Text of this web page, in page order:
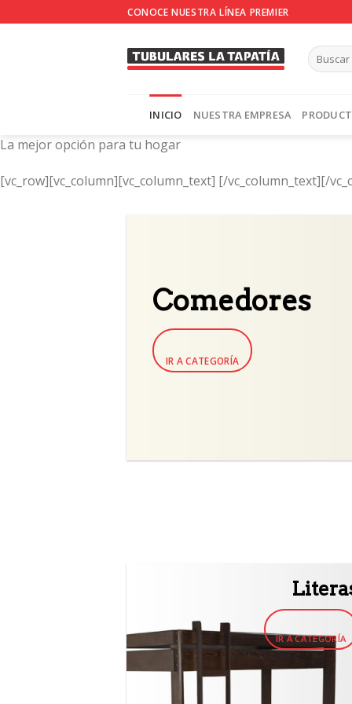
to
CONOCE NUESTRA LÍNEA PREMIER
INICIO NUESTRA EMPRESA
La mejor opción para tu hogar
[vc_row][vc_column][vc_column_text] [/vc_column_text][/
Comedores
IR A CATEGORÍA
IR A CATEGORÍA